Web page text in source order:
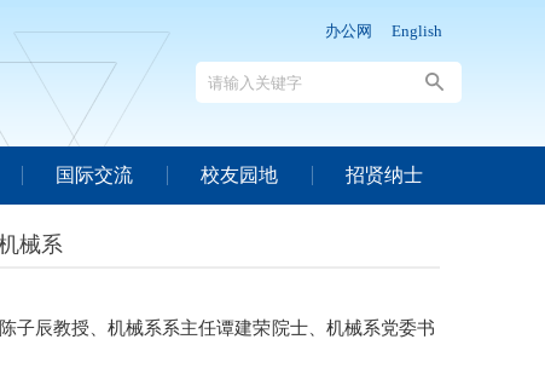
办公网 English
国际交流 校友园地 招贤纳士
械系
辰教授、机械系系主任谭建荣院士、机械系党委书